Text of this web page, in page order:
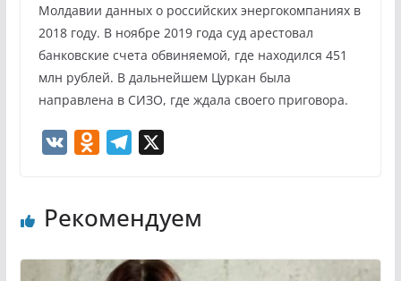
Молдавии данных о российских энергокомпаниях в
2018 году. В ноябре 2019 года суд арестовал
банковские счета обвиняемой, где находился 451
млн рублей. В дальнейшем Цуркан была
направлена в СИЗО, где ждала своего приговора.
o
l
e
r
Рекомендуем